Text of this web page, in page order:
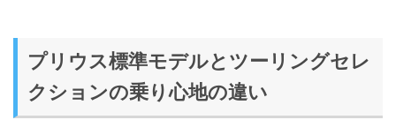
プリウス標準モデルとツーリングセレ
クションの乗り心地の違い